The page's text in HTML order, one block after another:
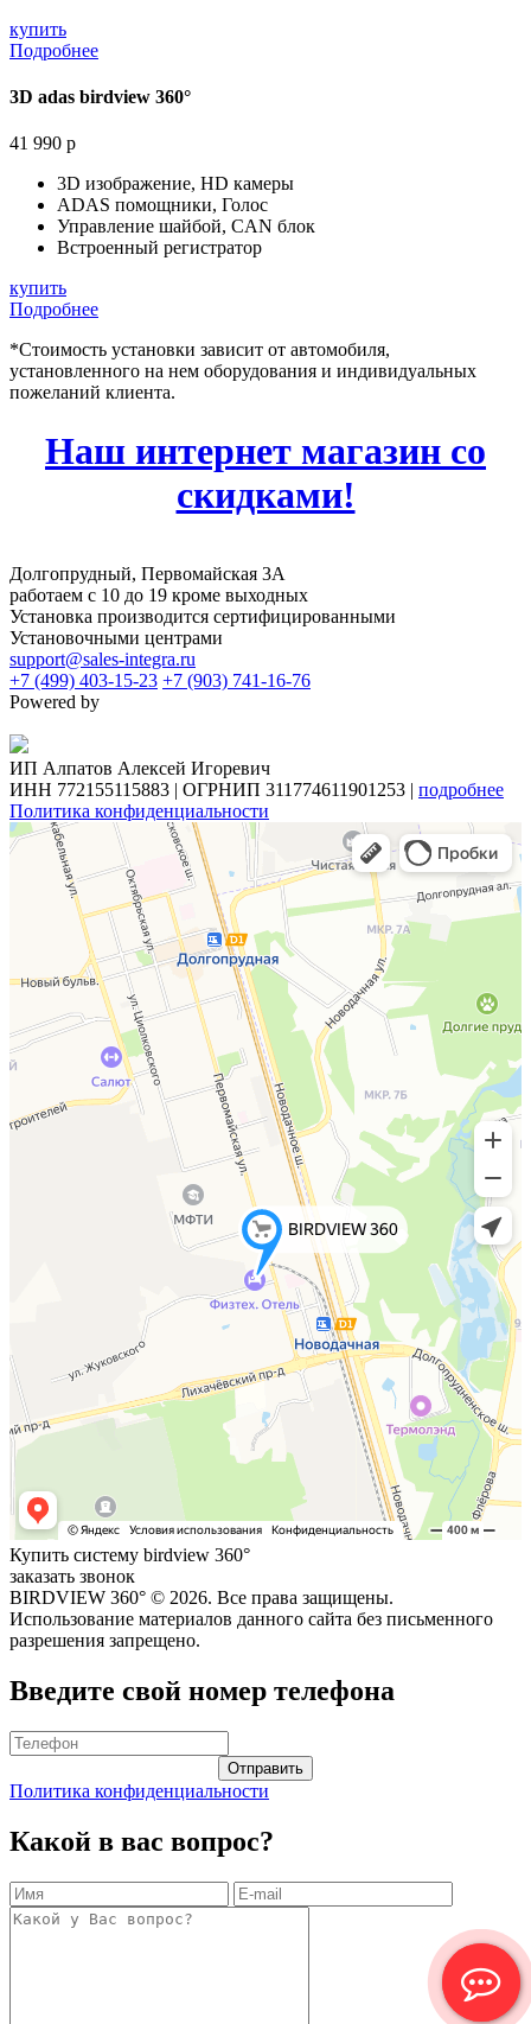
купить
Подробнее
3D adas birdview 360°
41 990 р
3D изображение, HD камеры
ADAS помощники, Голос
Управление шайбой, CAN блок
Встроенный регистратор
купить
Подробнее
*Стоимость установки зависит от автомобиля,
установленного на нем оборудования и индивидуальных
пожеланий клиента.
Наш интернет магазин со
скидками!
Долгопрудный, Первомайская 3А
работаем с 10 до 19 кроме выходных
Установка производится сертифицированными
Установочными центрами
support@sales-integra.ru
+7 (499) 403-15-23 +7 (903) 741-16-76
Powered by
ИП Алпатов Алексей Игоревич
ИНН 772155115883 | ОГРНИП 311774611901253 | подробнее
Политика конфиденциальности
Купить систему birdview 360°
заказать звонок
BIRDVIEW 360° © 2026. Все права защищены.
Использование материалов данного сайта без письменного
разрешения запрещено.
Введите свой номер телефона
Политика конфиденциальности
Какой в вас вопрос?